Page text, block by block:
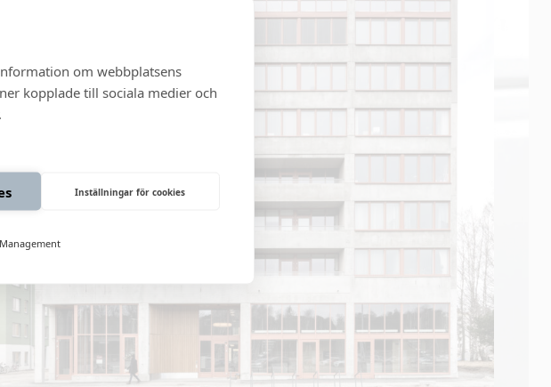
om webbplatsens
kopplade till sociala medier och
Inställningar för cookies